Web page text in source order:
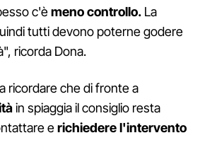
c'èmeno controllo. La
tutti devono poterne godere
ricorda Dona.
ricordare che di fronte a
in spiaggia il consiglio resta
erichiedere l'intervento